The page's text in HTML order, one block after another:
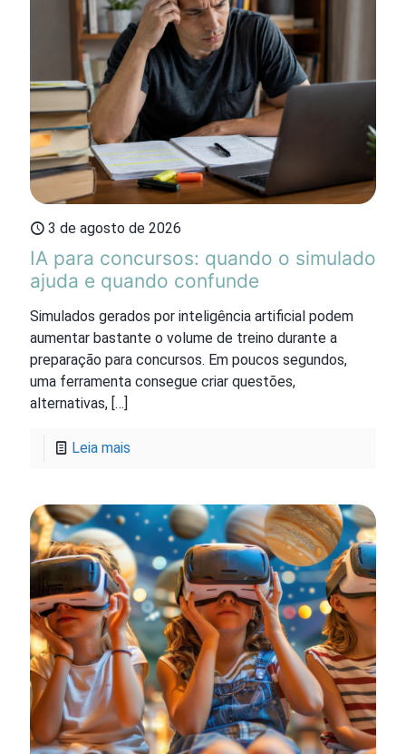
3 de agosto de 2026
IA para concursos: quando o simulado
ajuda e quando confunde
Simulados gerados por inteligência artificial podem
aumentar bastante o volume de treino durante a
preparação para concursos. Em poucos segundos,
uma ferramenta consegue criar questões,
alternativas, […]
Leia mais